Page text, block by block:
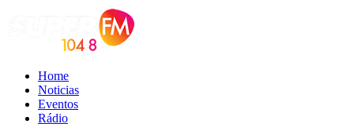
Home
Noticias
Eventos
Rádio